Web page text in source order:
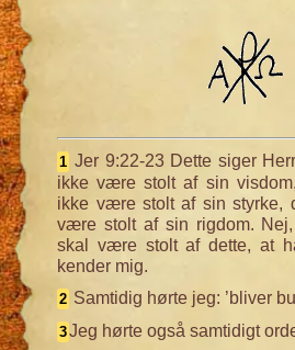
1 Jer 9:22-23 Dette siger
ikke være stolt af sin
ikke være stolt af sin styrke,
være stolt af sin rigdom.
skal være stolt af dette, at
kender mig.
2 Samtidig hørte jeg: ’bliver
3Jeg hørte også samtidigt